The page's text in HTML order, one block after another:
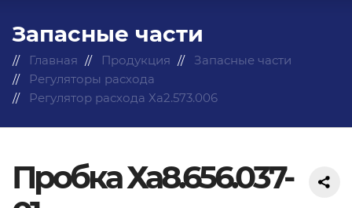
Запасные части
Главная Продукция
Запасные части
Регуляторы расхода
Регулятор расхода Ха2.573.006
Пробка Ха8.656.037-